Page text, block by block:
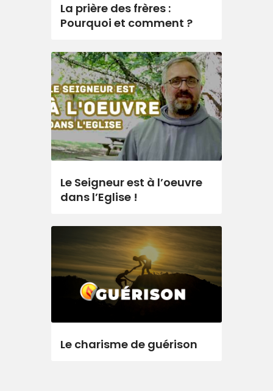
La prière des frères :
Pourquoi et comment ?
Le Seigneur est à l’oeuvre
dans l’Eglise !
Le charisme de guérison